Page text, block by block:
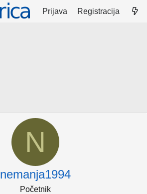
Prijava Registracija
N
nemanja1994
Početnik